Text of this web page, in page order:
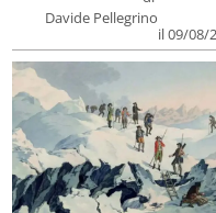
Davide Pellegrino
il 09/08/